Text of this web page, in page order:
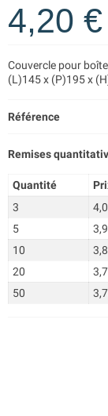
4,20 €
Couvercle pour
(L)145 x (P)195 x
Référence
Remises
Quantité
3
5
10
20
50